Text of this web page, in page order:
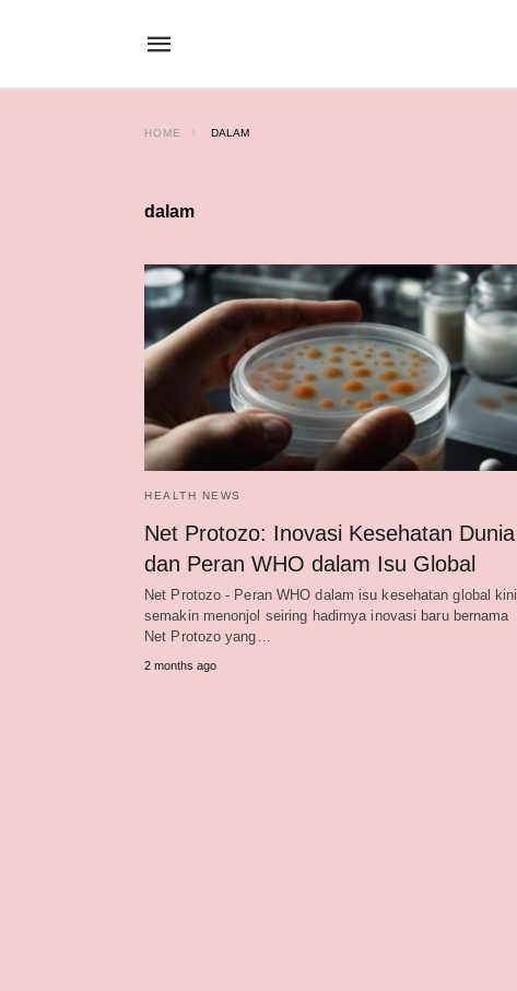
HOME DALAM
dalam
HEALTH NEWS
Net Protozo: Inovasi Kesehatan Dunia
dan Peran WHO dalam Isu Global
Net Protozo - Peran WHO dalam isu kesehatan global kini
semakin menonjol seiring hadirnya inovasi baru bernama
Net Protozo yang…
2 months ago